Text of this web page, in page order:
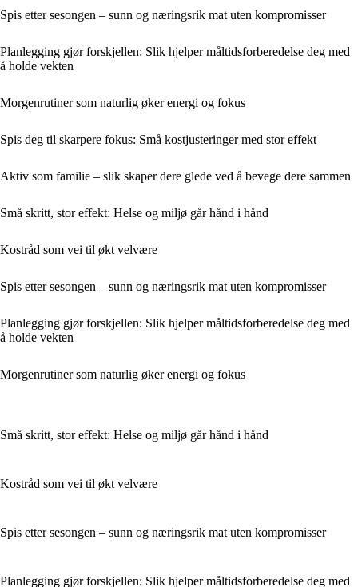
Spis etter sesongen – sunn og næringsrik mat uten kompromisser
Planlegging gjør forskjellen: Slik hjelper måltidsforberedelse deg med
å holde vekten
Morgenrutiner som naturlig øker energi og fokus
Spis deg til skarpere fokus: Små kostjusteringer med stor effekt
Aktiv som familie – slik skaper dere glede ved å bevege dere sammen
Små skritt, stor effekt: Helse og miljø går hånd i hånd
Kostråd som vei til økt velvære
Spis etter sesongen – sunn og næringsrik mat uten kompromisser
Planlegging gjør forskjellen: Slik hjelper måltidsforberedelse deg med
å holde vekten
Morgenrutiner som naturlig øker energi og fokus
Små skritt, stor effekt: Helse og miljø går hånd i hånd
Kostråd som vei til økt velvære
Spis etter sesongen – sunn og næringsrik mat uten kompromisser
Planlegging gjør forskjellen: Slik hjelper måltidsforberedelse deg med